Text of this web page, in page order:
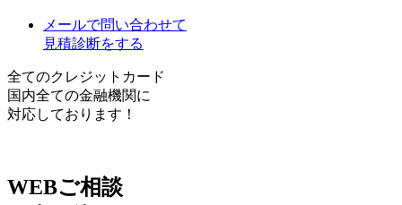
メールで問い合わせて
見積診断をする
全てのクレジットカード
国内全ての金融機関に
対応しております！
WEBご相談